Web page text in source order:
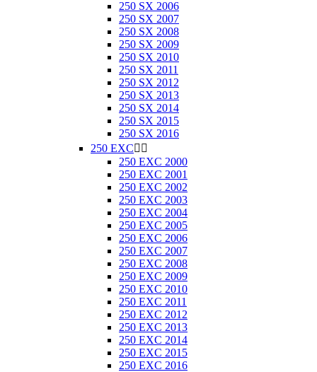
250 SX 2006
250 SX 2007
250 SX 2008
250 SX 2009
250 SX 2010
250 SX 2011
250 SX 2012
250 SX 2013
250 SX 2014
250 SX 2015
250 SX 2016
250 EXC 
250 EXC 2000
250 EXC 2001
250 EXC 2002
250 EXC 2003
250 EXC 2004
250 EXC 2005
250 EXC 2006
250 EXC 2007
250 EXC 2008
250 EXC 2009
250 EXC 2010
250 EXC 2011
250 EXC 2012
250 EXC 2013
250 EXC 2014
250 EXC 2015
250 EXC 2016